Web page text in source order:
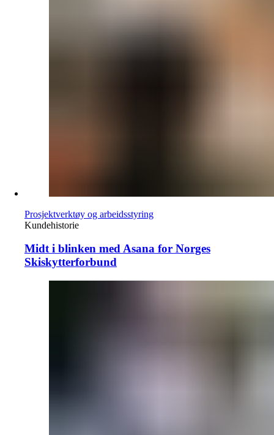
Prosjektverktøy og arbeidsstyring
Kundehistorie
Midt i blinken med Asana for Norges
Skiskytterforbund